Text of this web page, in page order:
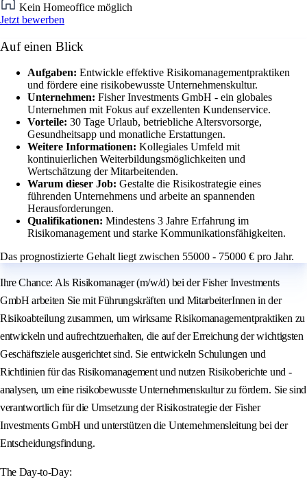
Kein Homeoffice möglich
Jetzt bewerben
Auf einen Blick
Aufgaben: Entwickle effektive Risikomanagementpraktiken
und fördere eine risikobewusste Unternehmenskultur.
Unternehmen: Fisher Investments GmbH - ein globales
Unternehmen mit Fokus auf exzellenten Kundenservice.
Vorteile: 30 Tage Urlaub, betriebliche Altersvorsorge,
Gesundheitsapp und monatliche Erstattungen.
Weitere Informationen: Kollegiales Umfeld mit
kontinuierlichen Weiterbildungsmöglichkeiten und
Wertschätzung der Mitarbeitenden.
Warum dieser Job: Gestalte die Risikostrategie eines
führenden Unternehmens und arbeite an spannenden
Herausforderungen.
Qualifikationen: Mindestens 3 Jahre Erfahrung im
Risikomanagement und starke Kommunikationsfähigkeiten.
Das prognostizierte Gehalt liegt zwischen 55000 - 75000 € pro Jahr.
Ihre Chance: Als Risikomanager (m/w/d) bei der Fisher Investments
GmbH arbeiten Sie mit Führungskräften und MitarbeiterInnen in der
Risikoabteilung zusammen, um wirksame Risikomanagementpraktiken zu
entwickeln und aufrechtzuerhalten, die auf der Erreichung der wichtigsten
Geschäftsziele ausgerichtet sind. Sie entwickeln Schulungen und
Richtlinien für das Risikomanagement und nutzen Risikoberichte und -
analysen, um eine risikobewusste Unternehmenskultur zu fördern. Sie sind
verantwortlich für die Umsetzung der Risikostrategie der Fisher
Investments GmbH und unterstützen die Unternehmensleitung bei der
Entscheidungsfindung.
The Day-to-Day: